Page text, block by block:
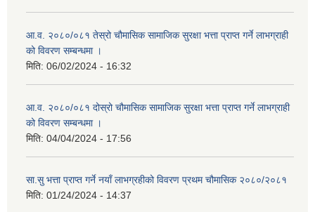
आ.व. २०८०/०८१ तेस्रो चौमासिक सामाजिक सुरक्षा भत्ता प्राप्त गर्ने लाभग्राही
को विवरण सम्बन्धमा ।
मिति: 06/02/2024 - 16:32
आ.व. २०८०/०८१ दोस्रो चौमासिक सामाजिक सुरक्षा भत्ता प्राप्त गर्ने लाभग्राही
को विवरण सम्बन्धमा ।
मिति: 04/04/2024 - 17:56
सा.सु भत्ता प्राप्त गर्ने नयाँ लाभग्रहीको विवरण प्रथम चौमासिक २०८०/२०८१
मिति: 01/24/2024 - 14:37